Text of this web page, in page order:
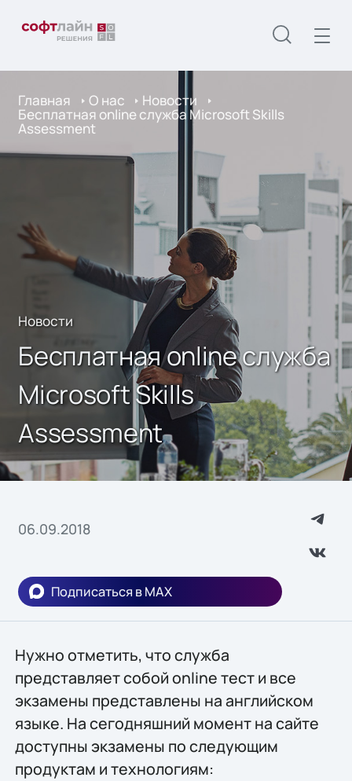
Главная О нас Новости
Бесплатная online служба Microsoft Skills
Assessment
Новости
Бесплатная online служба
Microsoft Skills
Assessment
06.09.2018
Подписаться в MAX
Нужно отметить, что служба
представляет собой online тест и все
экзамены представлены на английском
языке. На сегодняшний момент на сайте
доступны экзамены по следующим
продуктам и технологиям: